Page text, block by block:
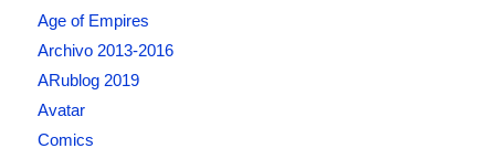
Age of Empires
Archivo 2013-2016
ARublog 2019
Avatar
Comics